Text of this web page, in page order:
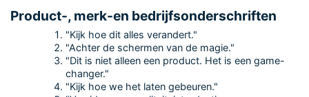
Product-, merk-en bedrijfsonderschriften
"Kijk hoe dit alles verandert."
"Achter de schermen van de magie."
"Dit is niet alleen een product. Het is een game-
changer."
"Kijk hoe we het laten gebeuren."